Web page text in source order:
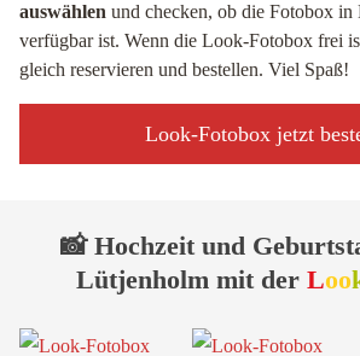
auswählen und checken, ob die Fotobox
verfügbar ist. Wenn die Look-Fotobox frei
gleich reservieren und bestellen. Viel Spaß!
Look-Fotobox jetzt
📸 Hochzeit und
Lütjenholm mit der Loo